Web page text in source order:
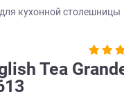
кухонной столешницы
Tea